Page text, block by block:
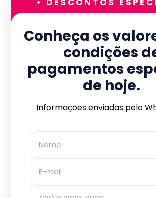
• DESCONTOS
Conheça os
condições
pagamentos
de hoje.
Informações enviadas pelo